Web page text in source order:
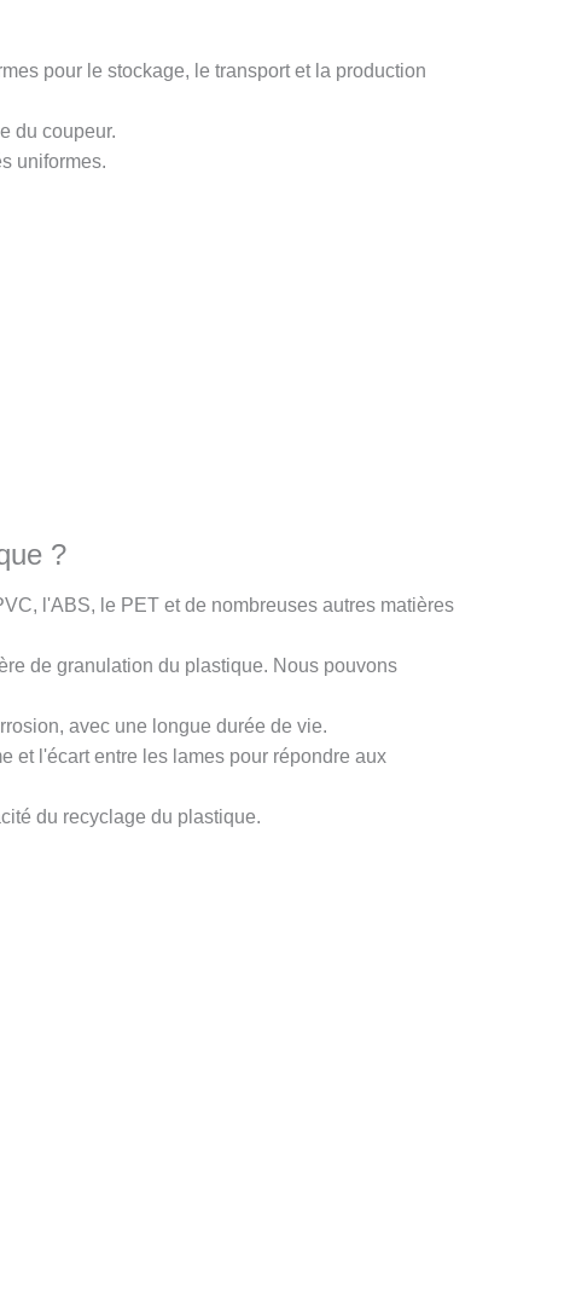
pour le stockage, le transport et la production
du coupeur.
uniformes.
?
l'ABS, le PET et de nombreuses autres matières
de granulation du plastique. Nous pouvons
avec une longue durée de vie.
et l'écart entre les lames pour répondre aux
du recyclage du plastique.